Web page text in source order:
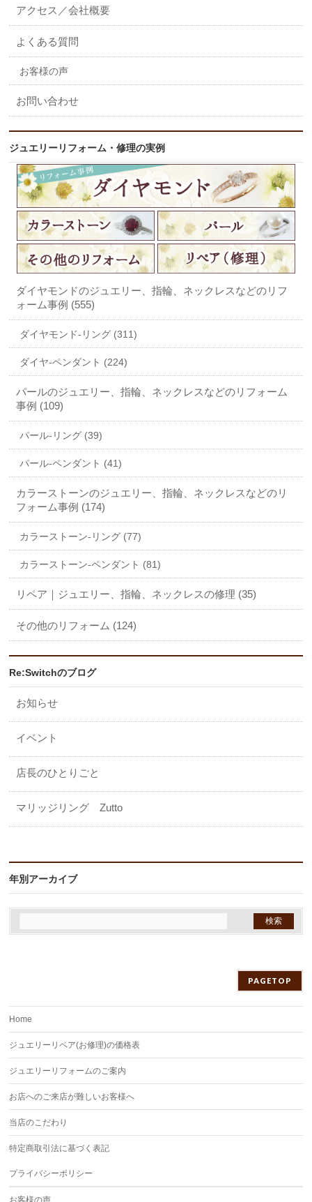
アクセス／会社概要
よくある質問
お客様の声
お問い合わせ
ジュエリーリフォーム・修理の実例
ダイヤモンドのジュエリー、指輪、ネックレスなどのリフ
ォーム事例 (555)
ダイヤモンド-リング (311)
ダイヤ-ペンダント (224)
パールのジュエリー、指輪、ネックレスなどのリフォーム
事例 (109)
パール-リング (39)
パール-ペンダント (41)
カラーストーンのジュエリー、指輪、ネックレスなどのリ
フォーム事例 (174)
カラーストーン-リング (77)
カラーストーン-ペンダント (81)
リペア｜ジュエリー、指輪、ネックレスの修理 (35)
その他のリフォーム (124)
Re:Switchのブログ
お知らせ
イベント
店長のひとりごと
マリッジリング Zutto
年別アーカイブ
PAGETOP
Home
ジュエリーリペア(お修理)の価格表
ジュエリーリフォームのご案内
お店へのご来店が難しいお客様へ
当店のこだわり
特定商取引法に基づく表記
プライバシーポリシー
お客様の声